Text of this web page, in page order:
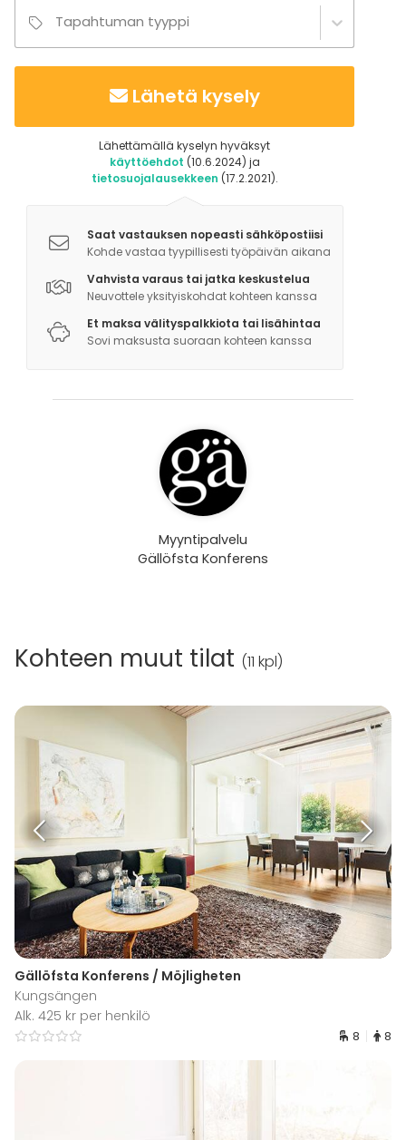
Tapahtuman tyyppi
Lähetä kysely
Lähettämällä kyselyn hyväksyt
käyttöehdot (10.6.2024) ja
tietosuojalausekkeen (17.2.2021).
Saat vastauksen nopeasti sähköpostiisi
Kohde vastaa tyypillisesti työpäivän aikana
Vahvista varaus tai jatka keskustelua
Neuvottele yksityiskohdat kohteen kanssa
Et maksa välityspalkkiota tai lisähintaa
Sovi maksusta suoraan kohteen kanssa
Myyntipalvelu
Gällöfsta Konferens
Kohteen muut tilat (11 kpl)
Gällöfsta Konferens / Möjligheten
Kungsängen
Alk. 425 kr per henkilö
8 8